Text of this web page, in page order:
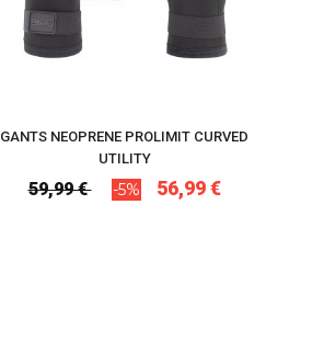
GANTS NEOPRENE PROLIMIT CURVED
UTILITY
59,99 € -5% 56,99 €